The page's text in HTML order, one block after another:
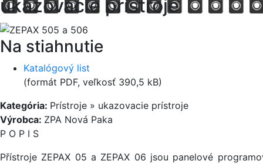
ukazovacie prístroje
Na stiahnutie
Katalógový list
(formát PDF, veľkosť 390,5 kB)
Kategória: Prístroje » ukazovacie prístroje
Výrobca: ZPA Nová Paka
P O P I S
Přístroje ZEPAX 05 a ZEPAX 06 jsou panelové